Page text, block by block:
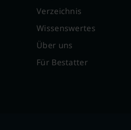
Verzeichnis
Wissenswertes
Über uns
Für Bestatter